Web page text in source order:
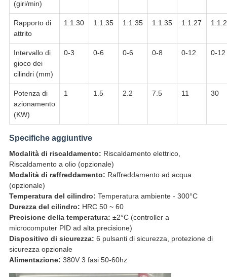
(giri/min)
Rapporto di
attrito
1:1.30 1:1.35 1:1.35 1:1.35 1:1.27
Intervallo di
gioco dei
cilindri (mm)
0-3 0-6 0-6 0-8 0-12 0-12
Potenza di
azionamento
(KW)
1 1.5 2.2 7.5 11 30
Specifiche aggiuntive
Modalità di riscaldamento: Riscaldamento elettrico,
Riscaldamento a olio (opzionale)
Modalità di raffreddamento: Raffreddamento ad acqua
(opzionale)
Temperatura del cilindro: Temperatura ambiente - 300°C
Durezza del cilindro: HRC 50 ~ 60
Precisione della temperatura: ±2°C (controller a
microcomputer PID ad alta precisione)
Dispositivo di sicurezza: 6 pulsanti di sicurezza, protezione di
sicurezza opzionale
Alimentazione: 380V 3 fasi 50-60hz